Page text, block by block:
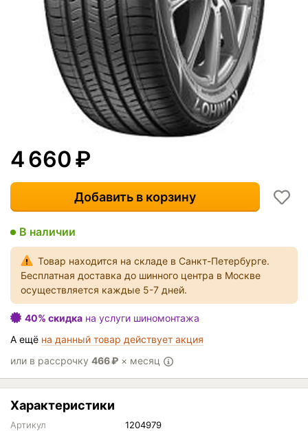
4 660₽
Добавить в корзину
В наличии
Товар находится на складе в Санкт-Петербурге.
Бесплатная доставка до шинного центра в Москве
осуществляется каждые 5-7 дней.
40% скидка на услуги шиномонтажа
А ещё на данный товар действует акция
или в рассрочку 466₽ × месяц
Характеристики
Артикул
1204979